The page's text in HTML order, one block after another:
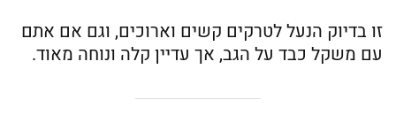
זו בדיוק הנעל לטרקים קשים וארוכים, וגם אם אתם
עם משקל כבד על הגב, אך עדיין קלה ונוחה מאוד.